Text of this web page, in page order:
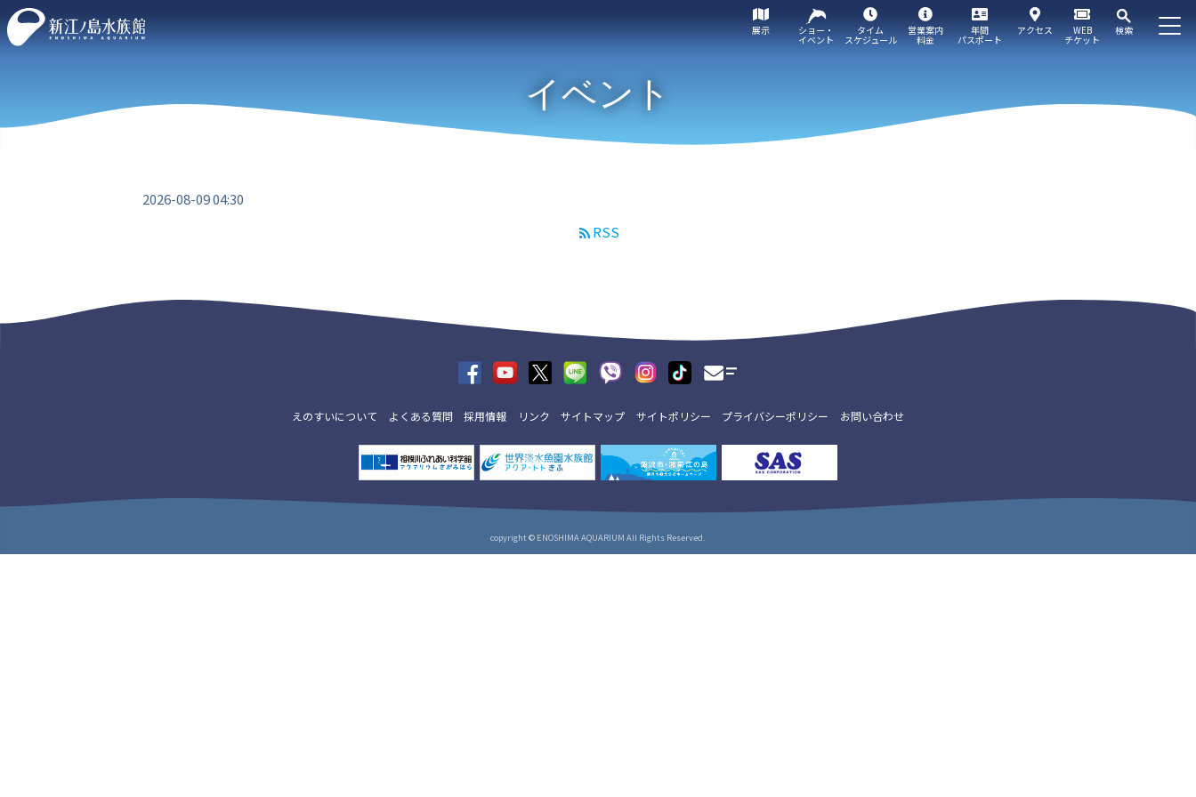
WEB
チケット
検索
展示 ショー・
イベント
タイム
スケジュール
営業案内
料金
年間
パスポート
アクセス
イベント
2026-08-09 04:30
RSS
えのすいについて よくある質問 採用情報 リンク サイトマップ サイトポリシー プライバシーポリシー お問い合わせ
copyright © ENOSHIMA AQUARIUM All Rights Reserved.